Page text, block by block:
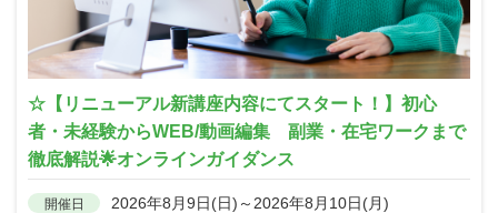
☆【リニューアル新講座内容にてスタート！】初心
者・未経験からWEB/動画編集 副業・在宅ワークまで
徹底解説🌟オンラインガイダンス
開催日 2026年8月9日(日)～2026年8月10日(月)